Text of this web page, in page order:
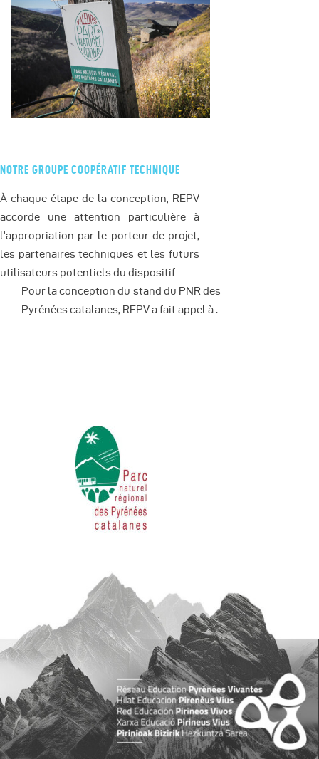
NOTRE GROUPE COOPÉRATIF TECHNIQUE
À chaque étape de la conception, REPV
accorde une attention particulière à
l’appropriation par le porteur de projet,
les partenaires techniques et les futurs
utilisateurs potentiels du dispositif.
Pour la conception du stand du PNR des
Pyrénées catalanes, REPV a fait appel à :